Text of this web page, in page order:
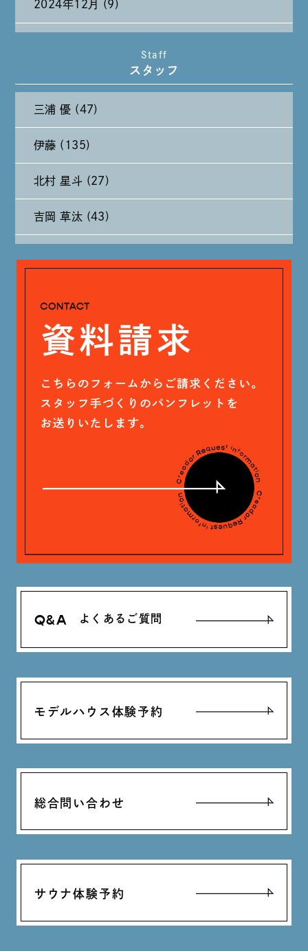
2024年12月 (9)
2024年9月 (11)
2024年8月 (11)
2024年7月 (11)
2024年6月 (12)
Staff
スタッフ
三浦 優 (47)
伊藤 (135)
北村 星斗 (27)
吉岡 草汰 (43)
戸田 好紀 (81)
木村 珠梨音 (101)
神定 龍杜 (13)
Q&A よくあるご質問
モデルハウス体験予約
総合問い合わせ
サウナ体験予約